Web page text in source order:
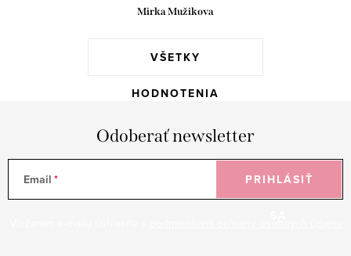
VŠETKY
HODNOTENIA
Mirka Mužikova
Odoberať newsletter
Email PRIHLÁSIŤ